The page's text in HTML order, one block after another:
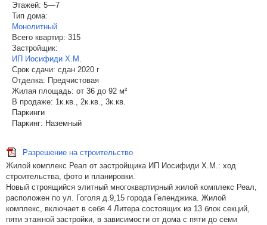
Этажей: 5—7
Тип дома:
Монолитный
Всего квартир: 315
Застройщик:
ИП Иосифиди Х.М.
Срок сдачи: сдан 2020 г
Отделка: Предчистовая
Жилая площадь: от 36 до 92 м²
В продаже: 1к.кв., 2к.кв., 3к.кв.
Паркинги
Паркинг: Наземный
Разрешение на строительство
Жилой комплекс Реал от застройщика ИП Иосифиди Х.М.: ход
строительства, фото и планировки.
Новый строящийся элитный многоквартирный жилой комплекс Реал,
расположен по ул. Гоголя д.9,15 города Геленджика. Жилой
комплекс, включает в себя 4 Литера состоящих из 13 блок секций,
пяти этажной застройки, в зависимости от дома с пяти до семи